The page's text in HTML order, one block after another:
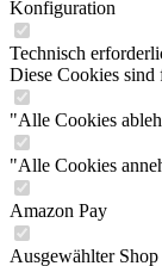
Konfiguration
Technisch
Diese Cookies
"Alle Cookies
"Alle Cookies
Amazon Pay
Ausgewählter Shop